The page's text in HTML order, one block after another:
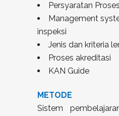
Persyaratan Proses
Management
inspeksi
Jenis dan kriteria
Proses akreditasi
KAN Guide
METODE
Sistem